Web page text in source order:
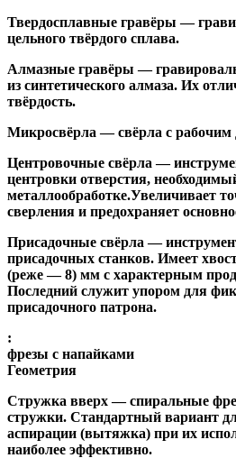
Твердосплавные гравёры —
цельного твёрдого сплава.
Алмазные гравёры —
из синтетического алмаза. Их
твёрдость.
Микросвёрла — свёрла с рабочим
Центровочные свёрла —
центровки отверстия,
металлообработке.Увеличивает
сверления и предохраняет
Присадочные свёрла —
присадочных станков. Имеет
(реже — 8) мм с характерным
Последний служит упором для
присадочного патрона.
:
фрезы с напайками
Геометрия
Стружка вверх— спиральные
стружки. Стандартный вариант
аспирации (вытяжка) при их
наиболее эффективно.